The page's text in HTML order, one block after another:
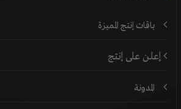
باقات إنتج المميزة
إعلن على إنتج
المدونة